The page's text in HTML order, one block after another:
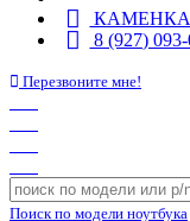
КАМЕНКА
8 (927)
Перезвоните мне!
Поиск по модели ноутбука